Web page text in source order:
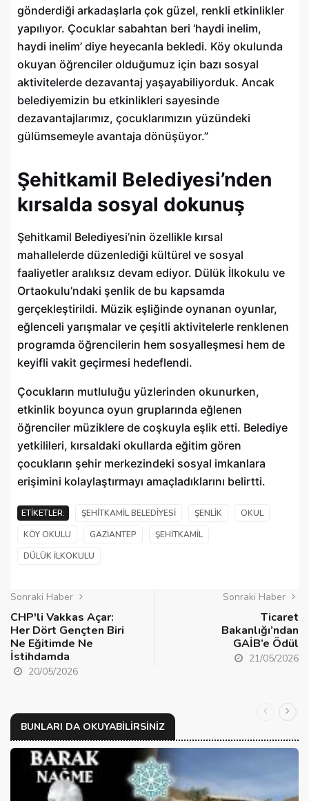
gönderdiği arkadaşlarla çok güzel, renkli etkinlikler
yapılıyor. Çocuklar sabahtan beri ‘haydi inelim,
haydi inelim’ diye heyecanla bekledi. Köy okulunda
okuyan öğrenciler olduğumuz için bazı sosyal
aktivitelerde dezavantaj yaşayabiliyorduk. Ancak
belediyemizin bu etkinlikleri sayesinde
dezavantajlarımız, çocuklarımızın yüzündeki
gülümsemeyle avantaja dönüşüyor.”
Şehitkamil Belediyesi’nden
kırsalda sosyal dokunuş
Şehitkamil Belediyesi’nin özellikle kırsal
mahallelerde düzenlediği kültürel ve sosyal
faaliyetler aralıksız devam ediyor. Dülük İlkokulu ve
Ortaokulu’ndaki şenlik de bu kapsamda
gerçekleştirildi. Müzik eşliğinde oynanan oyunlar,
eğlenceli yarışmalar ve çeşitli aktivitelerle renklenen
programda öğrencilerin hem sosyalleşmesi hem de
keyifli vakit geçirmesi hedeflendi.
Çocukların mutluluğu yüzlerinden okunurken,
etkinlik boyunca oyun gruplarında eğlenen
öğrenciler müziklere de coşkuyla eşlik etti. Belediye
yetkilileri, kırsaldaki okullarda eğitim gören
çocukların şehir merkezindeki sosyal imkanlara
erişimini kolaylaştırmayı amaçladıklarını belirtti.
ETIKETLER: ŞEHITKAMIL BELEDIYESI ŞENLIK
OKUL
KÖY OKULU
GAZIANTEP
ŞEHITKAMIL
DÜLÜK İLKOKULU
Sonraki Haber
CHP'li Vakkas Açar:
Her Dört Gençten Biri
Ne Eğitimde Ne
İstihdamda
20/05/2026
Sonraki Haber
Ticaret
Bakanlığı’ndan
GAİB’e Ödül
21/05/2026
BUNLARI DA OKUYABILIRSINIZ